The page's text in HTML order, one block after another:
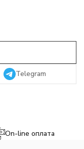
Telegram
On-line оплата